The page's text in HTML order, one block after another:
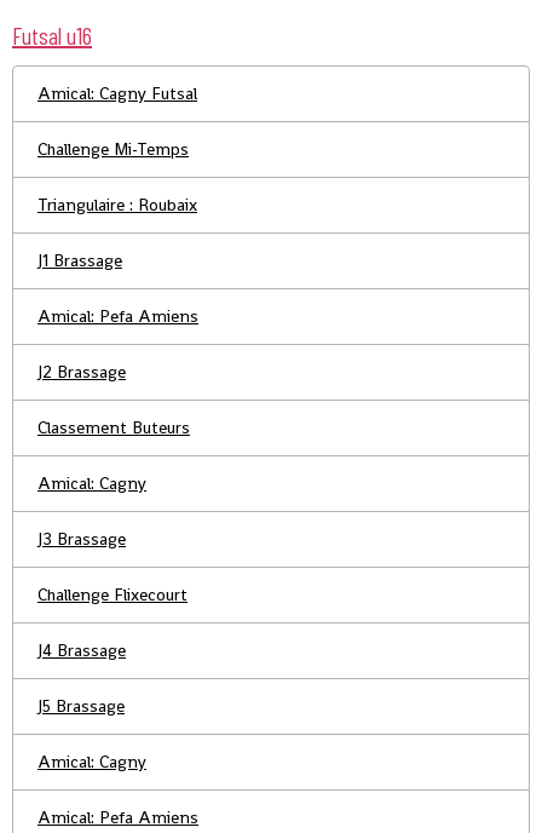
Futsal u16
Amical: Cagny Futsal
Challenge Mi-Temps
Triangulaire : Roubaix
J1 Brassage
Amical: Pefa Amiens
J2 Brassage
Classement Buteurs
Amical: Cagny
J3 Brassage
Challenge Flixecourt
J4 Brassage
J5 Brassage
Amical: Cagny
Amical: Pefa Amiens